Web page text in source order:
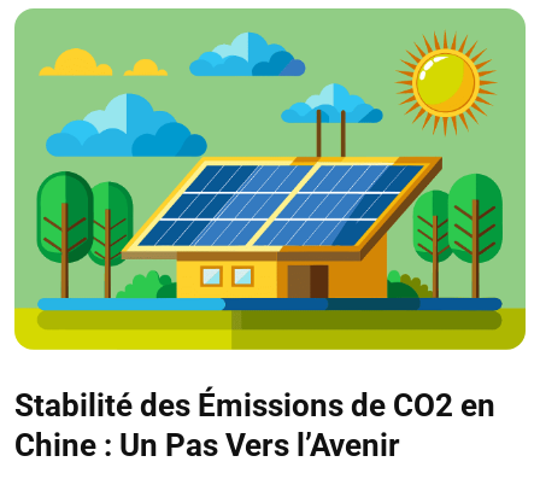
Stabilité des Émissions de CO2 en
Chine : Un Pas Vers l’Avenir